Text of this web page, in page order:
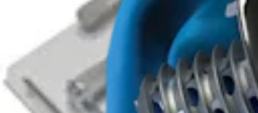
Artroplastia de hombro
Sistema total de hombro Eclipse™